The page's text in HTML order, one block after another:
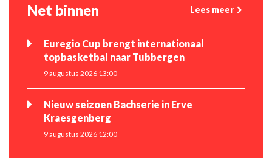
Net binnen Lees meer
Euregio Cup brengt internationaal
topbasketbal naar Tubbergen
9 augustus 2026 13:00
Nieuw seizoen Bachserie in Erve
Kraesgenberg
9 augustus 2026 12:00